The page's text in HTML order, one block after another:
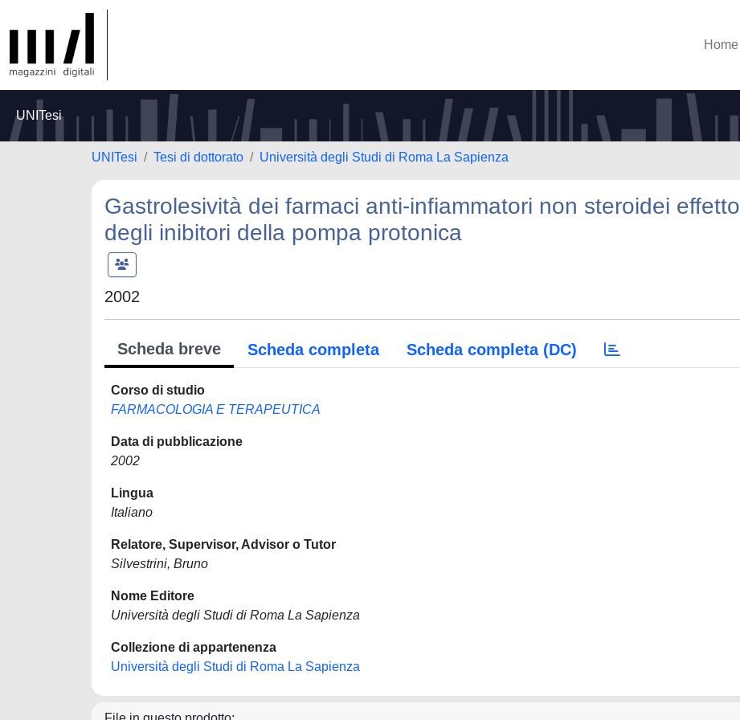
Home
UNITesi
UNITesi Tesi di dottorato Università degli Studi di Roma La Sapienza
Gastrolesività dei farmaci anti-infiammatori non steroidei effetto
degli inibitori della pompa protonica
2002
Scheda breve Scheda completa Scheda completa (DC)
Corso di studio
FARMACOLOGIA E TERAPEUTICA
Data di pubblicazione
2002
Lingua
Italiano
Relatore, Supervisor, Advisor o Tutor
Silvestrini, Bruno
Nome Editore
Università degli Studi di Roma La Sapienza
Collezione di appartenenza
Università degli Studi di Roma La Sapienza